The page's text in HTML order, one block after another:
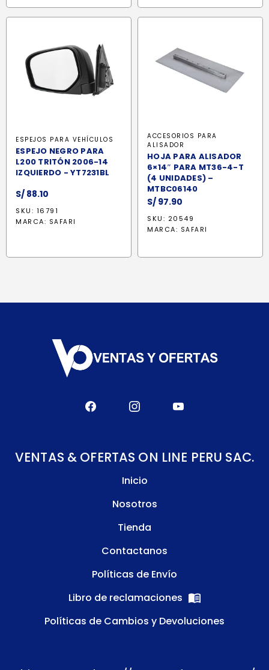
ESPEJOS PARA VEHÍCULOS
ESPEJO NEGRO PARA
L200 TRITÓN 2006-14
IZQUIERDO - YT7231BL
S/ 88.10
SKU: 16791
MARCA: SAFARI
ACCESORIOS PARA
ALISADOR
HOJA PARA ALISADOR
6×14″ PARA MT36-4-T
(4 UNIDADES) –
MTBC06140
S/ 97.90
SKU: 20549
MARCA: SAFARI
VENTAS & OFERTAS ON LINE PERU SAC.
Inicio
Nosotros
Tienda
Contactanos
Políticas de Envío
Libro de reclamaciones
Políticas de Cambios y Devoluciones